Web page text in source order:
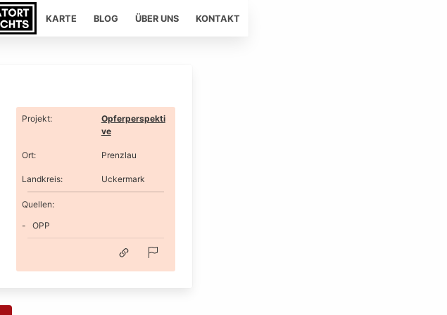
KARTE BLOG ÜBER UNS KONTAKT
Projekt:
Opferperspekti
ve
Ort: Prenzlau
Landkreis: Uckermark
Quellen:
OPP